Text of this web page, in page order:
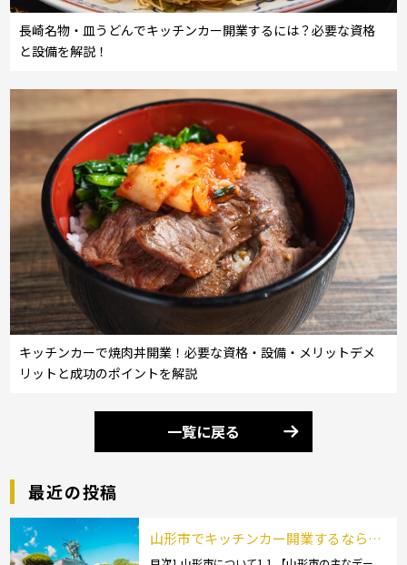
長崎名物・皿うどんでキッチンカー開業するには？必要な資格
と設備を解説！
キッチンカーで焼肉丼開業！必要な資格・設備・メリットデメ
リットと成功のポイントを解説
一覧に戻る
最近の投稿
山形市でキッチンカー開業するなら格
安のレンタル・リース！営業許可取得